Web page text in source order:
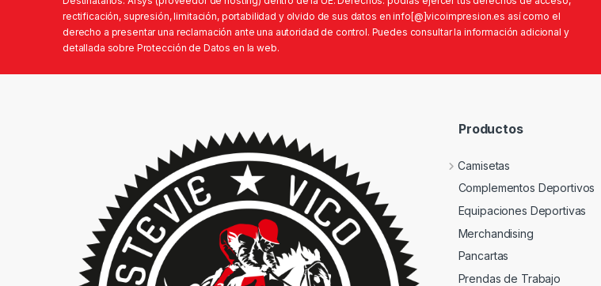
rectificación, supresión, limitación, portabilidad y olvido de sus datos en info[@]vicoimpresion.es así como el
derecho a presentar una reclamación ante una autoridad de control. Puedes consultar la información adicional y
detallada sobre Protección de Datos en la web.
Productos
Camisetas
Complementos Deportivos
Equipaciones Deportivas
Merchandising
Pancartas
Prendas de Trabajo